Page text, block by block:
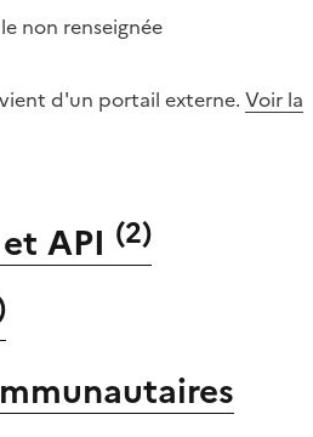
non renseignée
d'un portail externe. Voir la
API (2)